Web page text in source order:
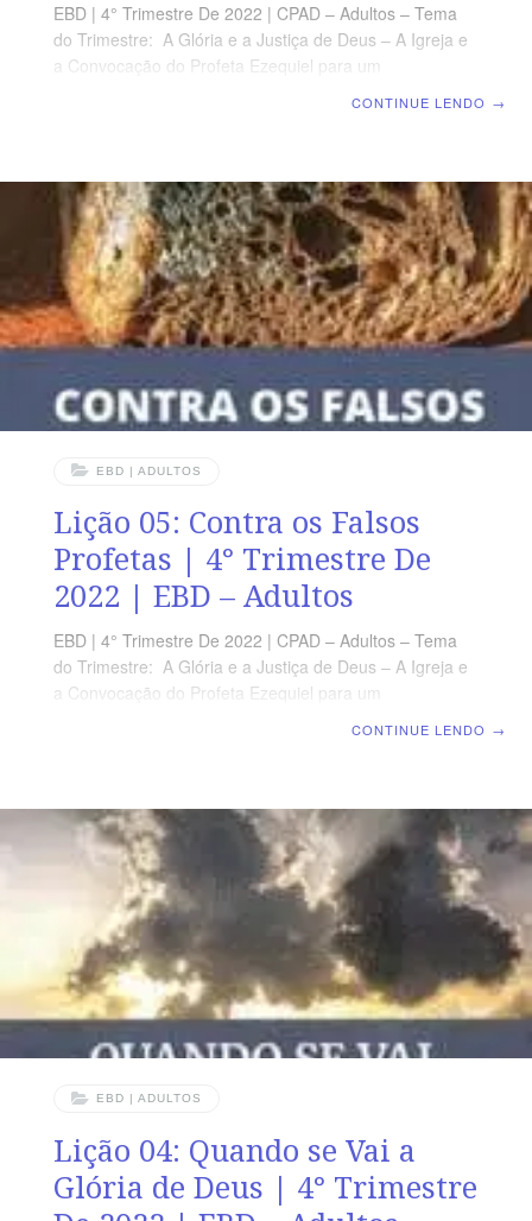
EBD | 4° Trimestre De 2022 | CPAD – Adultos – Tema
do Trimestre: A Glória e a Justiça de Deus – A Igreja e
a Convocação do Profeta Ezequiel para um
do juízo divino revelam que a responsabilidade humana
é pessoal. LEITURA DIÁRIA Segunda – Gn 18.26 O
Justo Juiz de toda a Terra sabe separar o justo
CONTINUE LENDO →
EBD | ADULTOS
Lição 05: Contra os Falsos
Profetas | 4° Trimestre De
2022 | EBD – Adultos
EBD | 4° Trimestre De 2022 | CPAD – Adultos – Tema
do Trimestre: A Glória e a Justiça de Deus – A Igreja e
a Convocação do Profeta Ezequiel para um
encobertamente heresias de perdição e negarão o
Senhor que os resgatou, trazendo sobre si mesmos
repentina perdição.” (2 Pe 2.1) VERDADE PRÁTICA Os
falsos profetas contrapõem a Palavra de
CONTINUE LENDO →
EBD | ADULTOS
Lição 04: Quando se Vai a
Glória de Deus | 4° Trimestre